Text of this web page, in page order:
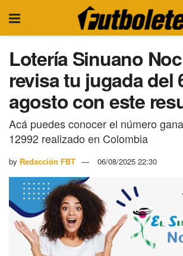
Lotería Sinuano
revisa tu jugada del
agosto con este
Acá puedes conocer el número
12992 realizado en Colombia
by Redacción FBT 06/08/2025 22:30